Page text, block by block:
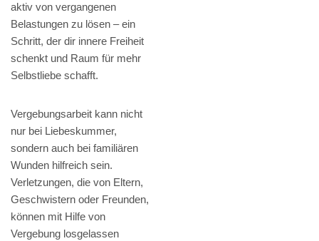
aktiv von vergangenen
Belastungen zu lösen – ein
Schritt, der dir innere Freiheit
schenkt und Raum für mehr
Selbstliebe schafft.
Vergebungsarbeit kann nicht
nur bei Liebeskummer,
sondern auch bei familiären
Wunden hilfreich sein.
Verletzungen, die von Eltern,
Geschwistern oder Freunden,
können mit Hilfe von
Vergebung losgelassen